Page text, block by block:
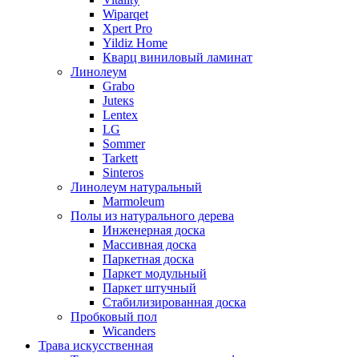
Wiparqet
Xpert Pro
Yildiz Home
Кварц виниловый ламинат
Линолеум
Grabo
Juteкs
Lentex
LG
Sommer
Tarkett
Sinteros
Линолеум натуральный
Marmoleum
Полы из натурального дерева
Инженерная доска
Массивная доска
Паркетная доска
Паркет модульный
Паркет штучный
Стабилизированная доска
Пробковый пол
Wicanders
Трава искусственная